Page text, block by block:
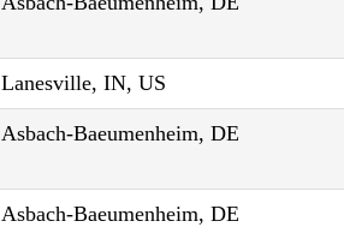
Lanesville, IN, US
Asbach-Baeumenheim, DE
Asbach-Baeumenheim, DE